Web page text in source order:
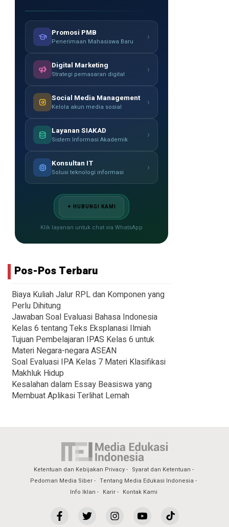
Promosi PMB
Penerimaan Mahasiswa Baru ›
Digital Marketing
Strategi pemasaran digital ›
Social Media Management
Kelola akun media sosial ›
Layanan SIAKAD
Sistem Informasi Akademik ›
Konsultan IT
Solusi teknologi informasi ›
✦ HUBUNGI KAMI
Klik layanan untuk chat via WhatsApp
Pos-Pos Terbaru
Biaya Kuliah Jalur RPL dan Komponen yang
Perlu Dihitung
Jawaban Soal Evaluasi Bahasa Indonesia
Kelas 6 tentang Teks Eksplanasi Ilmiah
Tujuan Pembelajaran IPAS Kelas 6 untuk
Materi Negara-negara ASEAN
Soal Evaluasi IPA Kelas 7 Materi Klasifikasi
Makhluk Hidup
Kesalahan dalam Essay Beasiswa yang
Membuat Aplikasi Terlihat Lemah
Ketentuan dan Kebijakan Privacy
Syarat dan Ketentuan
Pedoman Media Siber
Tentang Media Edukasi Indonesia
Info Iklan
Karir Kontak Kami